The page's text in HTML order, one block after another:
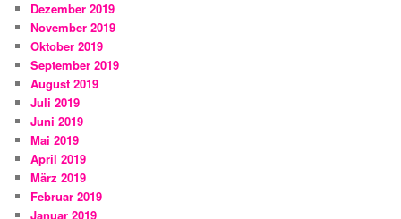
Dezember 2019
November 2019
Oktober 2019
September 2019
August 2019
Juli 2019
Juni 2019
Mai 2019
April 2019
März 2019
Februar 2019
Januar 2019